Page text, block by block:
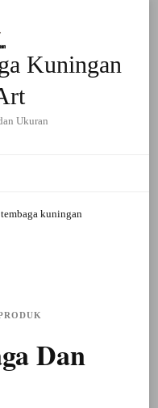
Kuningan
Ukuran
kuningan
Dan